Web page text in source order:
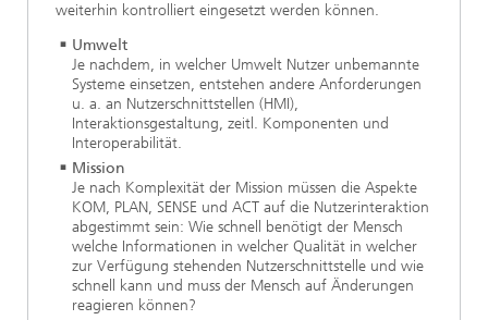
weiterhin kontrolliert eingesetzt werden können.
Umwelt
Je nachdem, in welcher Umwelt Nutzer unbemannte
Systeme einsetzen, entstehen andere Anforderungen
u. a. an Nutzerschnittstellen (HMI),
Interaktionsgestaltung, zeitl. Komponenten und
Interoperabilität.
Mission
Je nach Komplexität der Mission müssen die Aspekte
KOM, PLAN, SENSE und ACT auf die Nutzerinteraktion
abgestimmt sein: Wie schnell benötigt der Mensch
welche Informationen in welcher Qualität in welcher
zur Verfügung stehenden Nutzerschnittstelle und wie
schnell kann und muss der Mensch auf Änderungen
reagieren können?